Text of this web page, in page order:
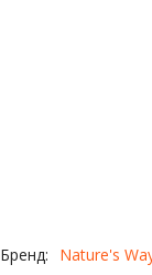
Бренд: Nature's